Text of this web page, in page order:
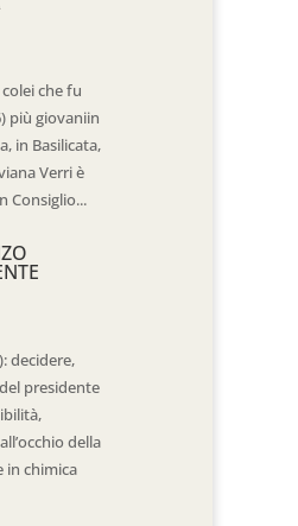
che fu
più giovaniin
in Basilicata,
Verri è
Consiglio...
decidere,
presidente
della
in chimica